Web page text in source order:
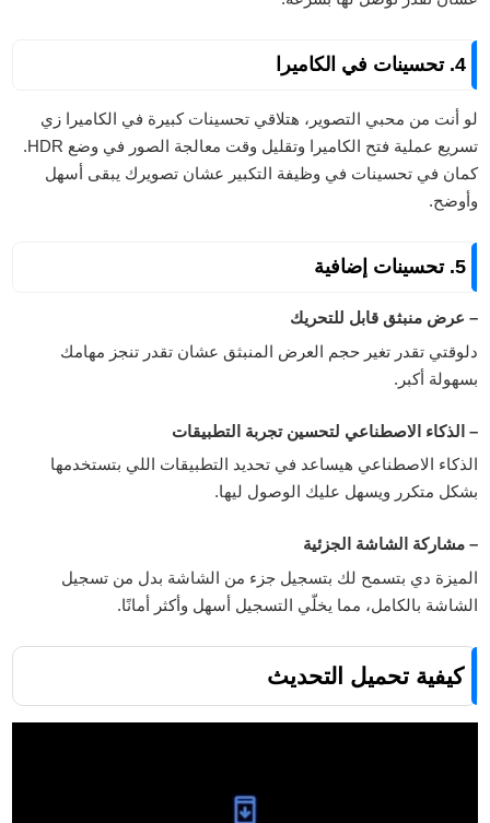
4. تحسينات في الكاميرا
لو أنت من محبي التصوير، هتلاقي تحسينات كبيرة في الكاميرا زي
تسريع عملية فتح الكاميرا وتقليل وقت معالجة الصور في وضع HDR.
كمان في تحسينات في وظيفة التكبير عشان تصويرك يبقى أسهل
وأوضح.
5. تحسينات إضافية
– عرض منبثق قابل للتحريك
دلوقتي تقدر تغير حجم العرض المنبثق عشان تقدر تنجز مهامك
بسهولة أكبر.
– الذكاء الاصطناعي لتحسين تجربة التطبيقات
الذكاء الاصطناعي هيساعد في تحديد التطبيقات اللي بتستخدمها
بشكل متكرر ويسهل عليك الوصول ليها.
– مشاركة الشاشة الجزئية
الميزة دي بتسمح لك بتسجيل جزء من الشاشة بدل من تسجيل
الشاشة بالكامل، مما يخلّي التسجيل أسهل وأكثر أمانًا.
كيفية تحميل التحديث